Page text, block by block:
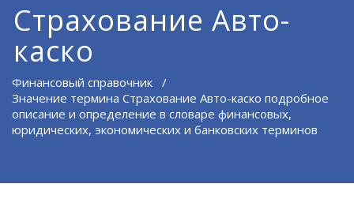
Страхование Авто-
каско
Финансовый справочник /
Значение термина Страхование Авто-каско подробное
описание и определение в словаре финансовых,
юридических, экономических и банковских терминов